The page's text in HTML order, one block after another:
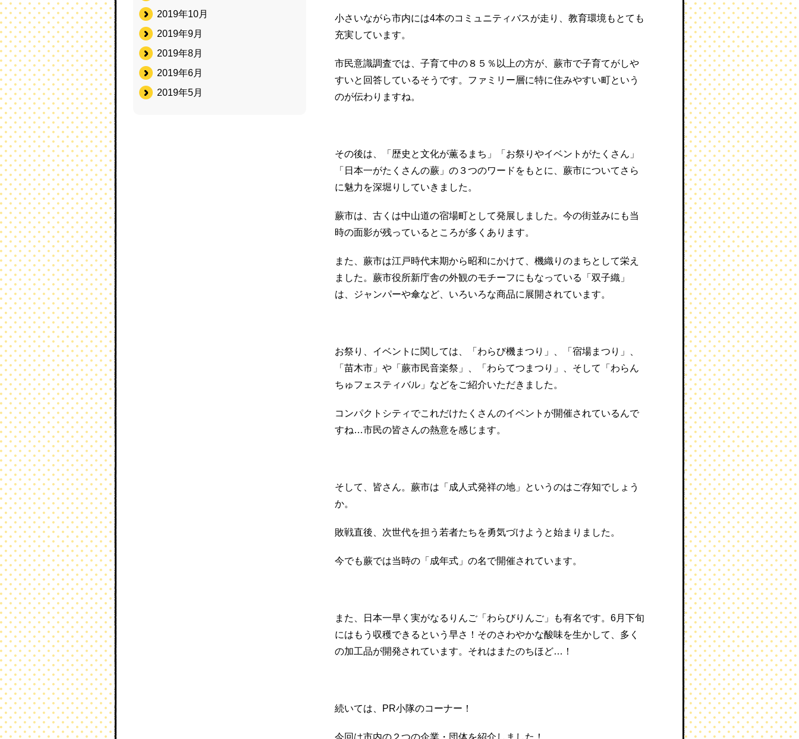
小さいながら市内には4本のコミュニティバスが走り、教育環境もとても
充実しています。
市民意識調査では、子育て中の８５％以上の方が、蕨市で子育てがしや
すいと回答しているそうです。ファミリー層に特に住みやすい町という
のが伝わりますね。
その後は、「歴史と文化が薫るまち」「お祭りやイベントがたくさん」
「日本一がたくさんの蕨」の３つのワードをもとに、蕨市についてさら
に魅力を深堀りしていきました。
蕨市は、古くは中山道の宿場町として発展しました。今の街並みにも当
時の面影が残っているところが多くあります。
また、蕨市は江戸時代末期から昭和にかけて、機織りのまちとして栄え
ました。蕨市役所新庁舎の外観のモチーフにもなっている「双子織」
は、ジャンパーや傘など、いろいろな商品に展開されています。
お祭り、イベントに関しては、「わらび機まつり」、「宿場まつり」、
「苗木市」や「蕨市民音楽祭」、「わらてつまつり」、そして「わらん
ちゅフェスティバル」などをご紹介いただきました。
コンパクトシティでこれだけたくさんのイベントが開催されているんで
すね…市民の皆さんの熱意を感じます。
そして、皆さん。蕨市は「成人式発祥の地」というのはご存知でしょう
か。
敗戦直後、次世代を担う若者たちを勇気づけようと始まりました。
今でも蕨では当時の「成年式」の名で開催されています。
また、日本一早く実がなるりんご「わらびりんご」も有名です。6月下旬
にはもう収穫できるという早さ！そのさわやかな酸味を生かして、多く
の加工品が開発されています。それはまたのちほど…！
続いては、PR小隊のコーナー！
今回は市内の２つの企業・団体を紹介しました！
2019年10月
2019年9月
2019年8月
2019年6月
2019年5月